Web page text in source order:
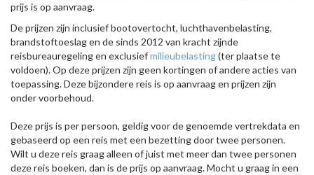
prijs is op aanvraag.
De prijzen zijn inclusief bootovertocht, luchthavenbelasting,
brandstoftoeslag en de sinds 2012 van kracht zijnde
reisbureauregeling en exclusiefmilieubelasting(ter plaatse te
voldoen). Op deze prijzen zijn geen kortingen of andere acties van
toepassing. Deze bijzondere reis is op aanvraag en prijzen zijn
onder voorbehoud.
Deze prijs is per persoon, geldig voor de genoemde vertrekdata en
gebaseerd op een reis met een bezetting door twee personen.
Wilt u deze reis graag alleen of juist met meer dan twee personen
deze reis boeken, dan is de prijs op aanvraag. Mocht u graag in een